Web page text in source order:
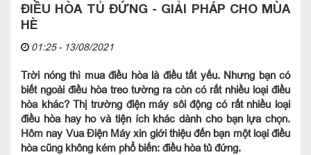
ĐIỀU HÒA TỦ ĐỨNG - GIẢI PHÁP CHO MÙA
HÈ
01:25 - 13/08/2021
Trời nóng thì mua điều hòa là điều tất yếu. Nhưng bạn có
biết ngoài điều hòa treo tường ra còn có rất nhiều loại điều
hòa khác? Thị trường điện máy sôi động có rất nhiều loại
điều hòa hay ho và tiện ích khác dành cho bạn lựa chọn.
Hôm nay Vua Điện Máy xin giới thiệu đến bạn một loại điều
hòa cũng không kém phổ biến: điều hòa tủ đứng.